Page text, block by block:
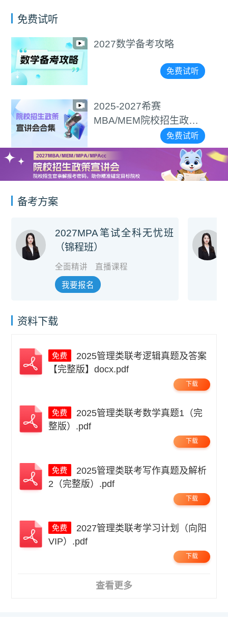
免费试听
2027数学备考攻略
免费试听
2025-2027希赛
MBA/MEM院校招生政策
免费试听
备考方案
2027MPA笔试全科无忧班
（锦程班）
全面精讲 直播课程
我要报名
资料下载
【完整版】docx.pdf
下载
整版）.pdf
下载
2（完整版）.pdf
下载
VIP）.pdf
下载
查看更多